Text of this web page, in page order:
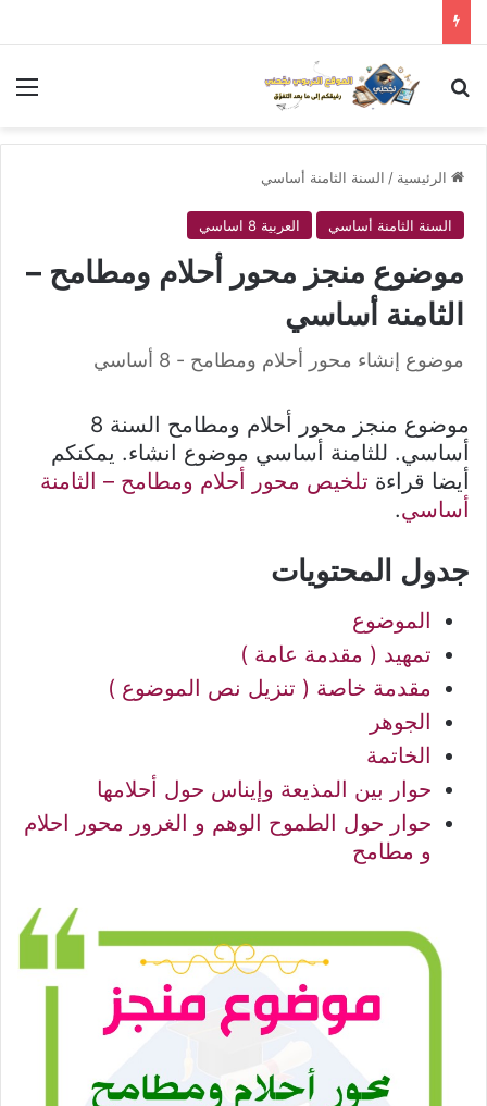
بحث عن
الرئيسية / السنة الثامنة أساسي
السنة الثامنة أساسي العربية 8 اساسي
موضوع منجز محور أحلام ومطامح –
الثامنة أساسي
موضوع إنشاء محور أحلام ومطامح - 8 أساسي
موضوع منجز محور أحلام ومطامح السنة 8
أساسي. للثامنة أساسي موضوع انشاء. يمكنكم
أيضا قراءة تلخيص محور أحلام ومطامح – الثامنة
أساسي.
جدول المحتويات
الموضوع
تمهيد ( مقدمة عامة )
مقدمة خاصة ( تنزيل نص الموضوع )
الجوهر
الخاتمة
حوار بين المذيعة وإيناس حول أحلامها
حوار حول الطموح الوهم و الغرور محور احلام
و مطامح